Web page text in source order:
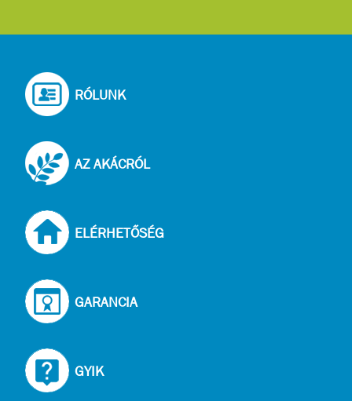
RÓLUNK
AZ AKÁCRÓL
ELÉRHETŐSÉG
GARANCIA
GYIK